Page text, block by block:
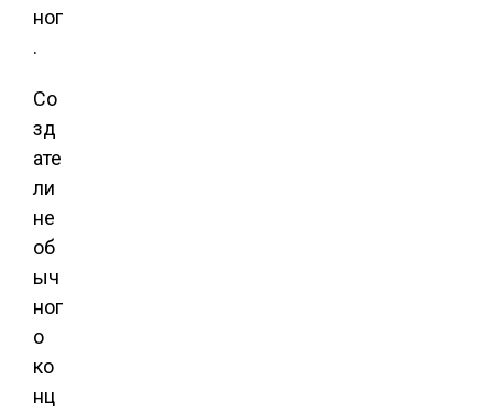
ног
.
Со
зд
ате
ли
не
об
ыч
ног
о
ко
нц